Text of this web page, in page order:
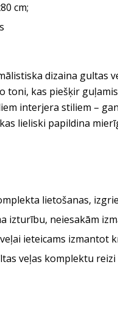
cm;
dizaina gultas
toni, kas piešķir
interjera stiliem –
lieliski papildina
lietošanas,
izturību, neiesakām
ieteicams izmantot
veļas komplektu